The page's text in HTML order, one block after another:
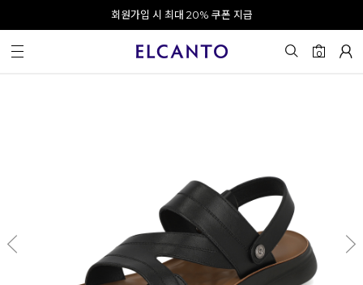
오전 10시 이전 결제 완료 시 오늘 출발!
회원가입 시 최대 20% 쿠폰 지급
0